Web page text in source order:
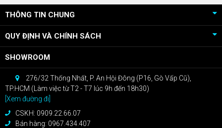
THÔNG TIN CHUNG
QUY ĐỊNH VÀ CHÍNH SÁCH
SHOWROOM
276/32 Thống Nhất, P. An Hội Đông (P16, Gò Vấp Cũ),
TP.HCM (Làm việc từ T2 - T7 lúc 9h đến 18h30)
[Xem đường đi]
CSKH: 0909.22.66.07
Bán hàng: 0967.434.407